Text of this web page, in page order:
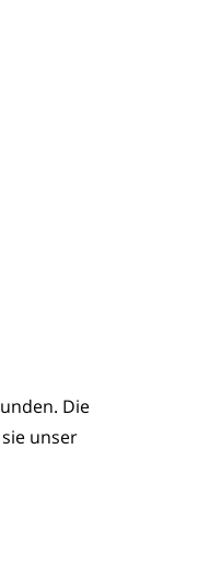
Die
unser